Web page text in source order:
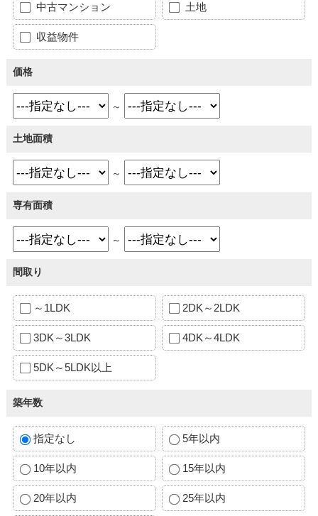
中古マンション 土地
収益物件
価格
～
土地面積
～
専有面積
～
間取り
～1LDK 2DK～2LDK
3DK～3LDK 4DK～4LDK
5DK～5LDK以上
築年数
指定なし 5年以内
10年以内 15年以内
20年以内 25年以内